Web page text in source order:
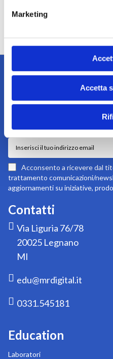
Marketing
Accetta
Contatti
Via Liguria 76/78
20025 Legnano
MI
edu@mrdigital.it
0331.545181
Education
Laboratori
Iscriviti alla
Tieniti sempre informato su
Iscriviti
alla
nostra
newsletter:
Acconsento a ricevere dal
trattamento comunicazioni/
aggiornamenti su iniziative,